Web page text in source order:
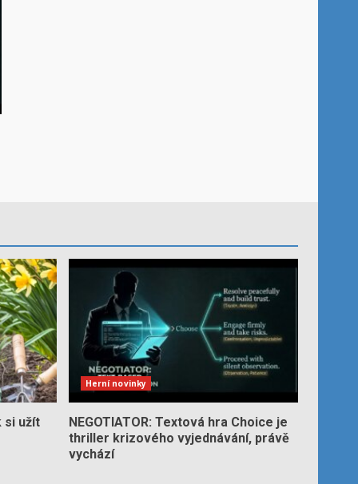
si užít
Herní novinky
NEGOTIATOR: Textová hra Choice je
thriller krizového vyjednávání, právě
vychází